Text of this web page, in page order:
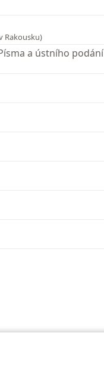
Rakousku)
a ústního podání